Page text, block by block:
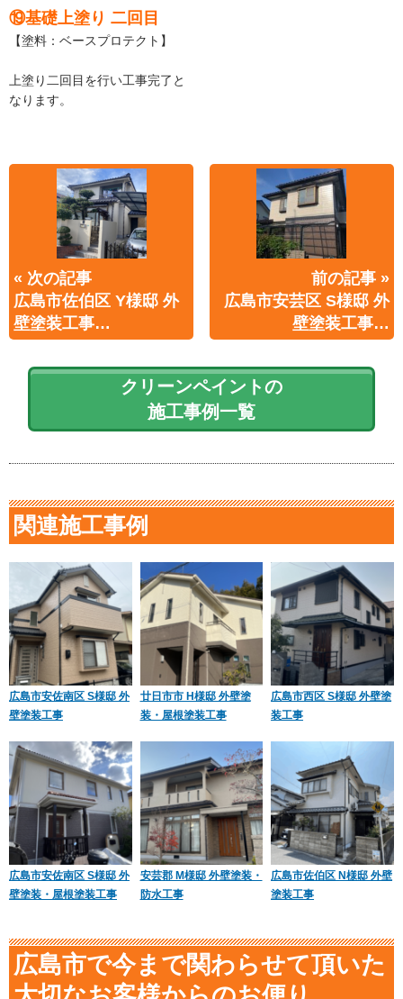
⑲基礎上塗り 二回目
【塗料：ベースプロテクト】
上塗り二回目を行い工事完了と
なります。
« 次の記事
広島市佐伯区 Y様邸 外
壁塗装工事…
前の記事 »
広島市安芸区 S様邸 外
壁塗装工事…
クリーンペイントの
施工事例一覧
関連施工事例
広島市安佐南区 S様邸 外
壁塗装工事
廿日市市 H様邸 外壁塗
装・屋根塗装工事
広島市西区 S様邸 外壁塗
装工事
広島市安佐南区 S様邸 外
壁塗装・屋根塗装工事
安芸郡 M様邸 外壁塗装・
防水工事
広島市佐伯区 N様邸 外壁
塗装工事
広島市で今まで関わらせて頂いた